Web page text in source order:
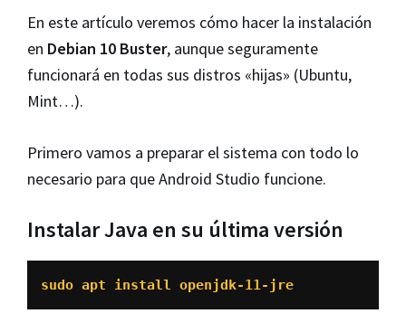
En este artículo veremos cómo hacer la instalación
en Debian 10 Buster, aunque seguramente
funcionará en todas sus distros «hijas» (Ubuntu,
Mint…).
Primero vamos a preparar el sistema con todo lo
necesario para que Android Studio funcione.
Instalar Java en su última versión
sudo apt install openjdk-11-jre